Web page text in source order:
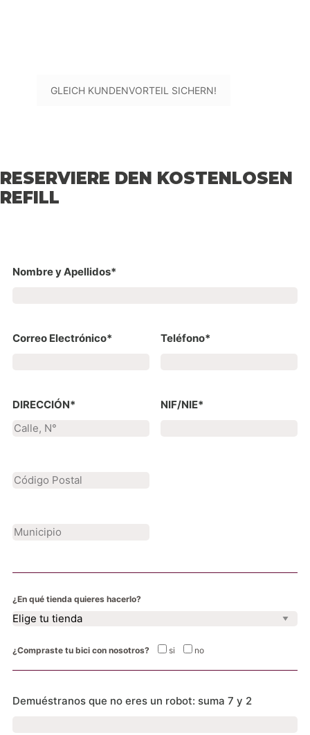
GLEICH KUNDENVORTEIL SICHERN!
RESERVIERE DEN KOSTENLOSEN
REFILL
Nombre y Apellidos*
Correo Electrónico* Teléfono*
DIRECCIÓN* NIF/NIE*
¿En qué tienda quieres hacerlo?
¿Compraste tu bici con nosotros? si no
Demuéstranos que no eres un robot: suma 7 y 2